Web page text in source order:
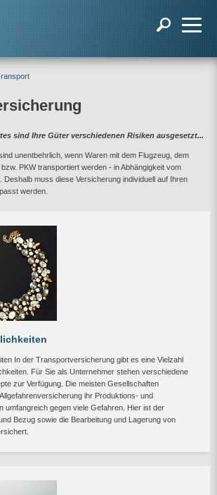
sind Ihre Güter verschiedenen Risiken ausgesetzt...
unentbehrlich, wenn Waren mit dem Flugzeug, dem
PKW transportiert werden - in Abhängigkeit vom
Deshalb muss diese Versicherung individuell auf Ihren
werden.
In der Transportversicherung gibt es eine Vielzahl
Für Sie als Unternehmer stehen verschiedene
zur Verfügung. Die meisten Gesellschaften
ihr Produktions- und
umfangreich gegen viele Gefahren. Hier ist der
Bezug sowie die Bearbeitung und Lagerung von